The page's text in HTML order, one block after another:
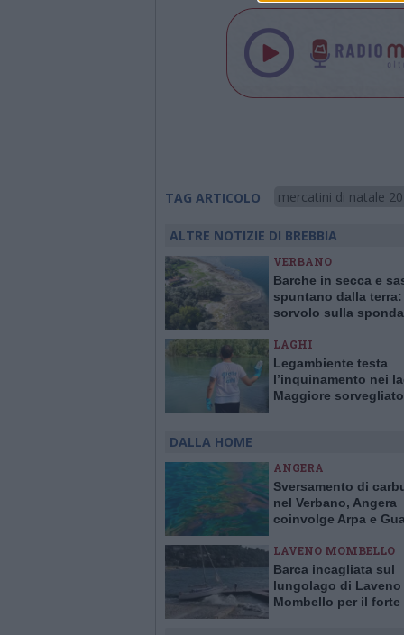
TAG ARTICOLO mercatini di natale
ALTRE NOTIZIE DI BREBBIA
VERBANO
Barche in secca e
spuntano dalla
sorvolo sulla sponda
in ritirata
LAGHI
Legambiente testa
l’inquinamento nei
Maggiore sorvegliato
DALLA HOME
ANGERA
Sversamento di
nel Verbano, Angera
coinvolge Arpa e
LAVENO MOMBELLO
Barca incagliata sul
lungolago di Laveno
Mombello per il forte